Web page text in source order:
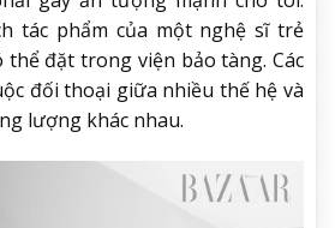
tác phẩm của một nghệ sĩ trẻ
thể đặt trong viện bảo tàng. Các
đối thoại giữa nhiều thế hệ và
lượng khác nhau.